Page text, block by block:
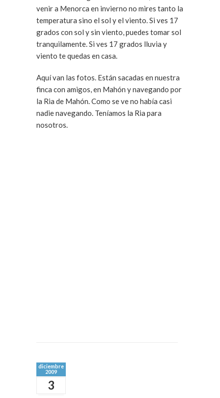
venir a Menorca en invierno no mires tanto la
temperatura sino el sol y el viento. Si ves 17
grados con sol y sin viento, puedes tomar sol
tranquilamente. Si ves 17 grados lluvia y
viento te quedas en casa.
Aquí van las fotos. Están sacadas en nuestra
finca con amigos, en Mahón y navegando por
la Ria de Mahón. Como se ve no había casi
nadie navegando. Teníamos la Ria para
nosotros.
diciembre
2009
3